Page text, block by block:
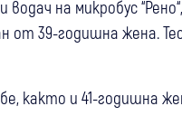
на микробус
от 39-годишна жена.
както и 41-годишна